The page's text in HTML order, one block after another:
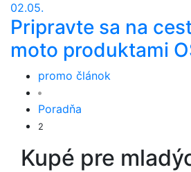
02.05.
Pripravte sa na
moto produktami
promo článok
Poradňa
2
Kupé pre